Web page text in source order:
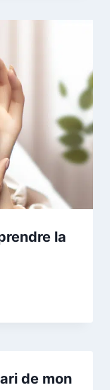
la
de mon